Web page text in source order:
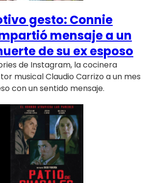
gesto: Connie
mensaje a un
de su ex esposo
de Instagram, la cocinera
musical Claudio Carrizo a un mes
con un sentido mensaje.